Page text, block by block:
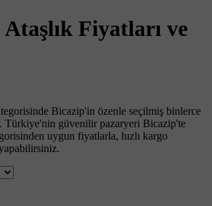
Fiyatları ve
Bicazip'in özenle seçilmiş binlerce
Türkiye'nin güvenilir pazaryeri Bicazip'te
uygun fiyatlarla, hızlı kargo